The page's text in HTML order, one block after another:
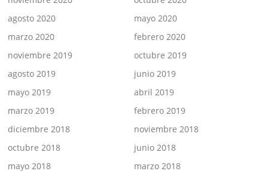
agosto 2020
mayo 2020
marzo 2020
febrero 2020
noviembre 2019
octubre 2019
agosto 2019
junio 2019
mayo 2019
abril 2019
marzo 2019
febrero 2019
diciembre 2018
noviembre 2018
octubre 2018
junio 2018
mayo 2018
marzo 2018